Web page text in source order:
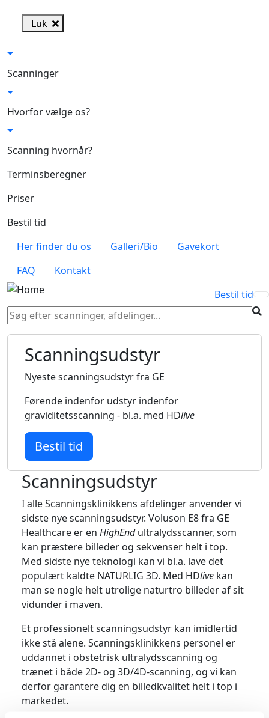
Luk
Scanninger
Hvorfor vælge os?
Scanning hvornår?
Terminsberegner
Priser
Bestil tid
Her finder du os
Galleri/Bio
Gavekort
FAQ
Kontakt
Bestil tid
Scanningsudstyr
Nyeste scanningsudstyr fra GE
Førende indenfor udstyr indenfor
graviditetsscanning - bl.a. med HDlive
Bestil tid
Scanningsudstyr
I alle Scanningsklinikkens afdelinger anvender vi
sidste nye scanningsudstyr. Voluson E8 fra GE
Healthcare er en HighEndultralydsscanner, som
kan præstere billeder og sekvenser helt i top.
Med sidste nye teknologi kan vi bl.a. lave det
populært kaldte NATURLIG 3D. Med HDlive kan
man se nogle helt utrolige naturtro billeder af sit
vidunder i maven.
Et professionelt scanningsudstyr kan imidlertid
ikke stå alene. Scanningsklinikkens personel er
uddannet i obstetrisk ultralydsscanning og
trænet i både 2D- og 3D/4D-scanning, og vi kan
derfor garantere dig en billedkvalitet helt i top i
markedet.